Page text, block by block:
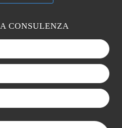
CONSULENZA